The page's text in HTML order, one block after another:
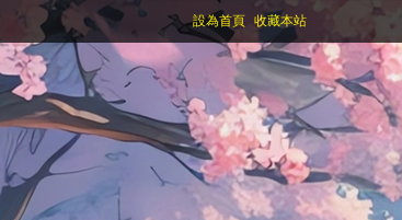
設為首頁 收藏本站